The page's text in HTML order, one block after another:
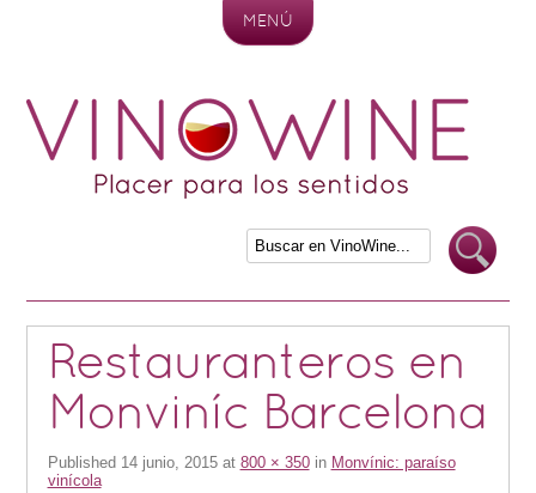
MENÚ
Restauranteros en
Monviníc Barcelona
Published 14 junio, 2015at 800 × 350in Monvínic: paraíso
vinícola